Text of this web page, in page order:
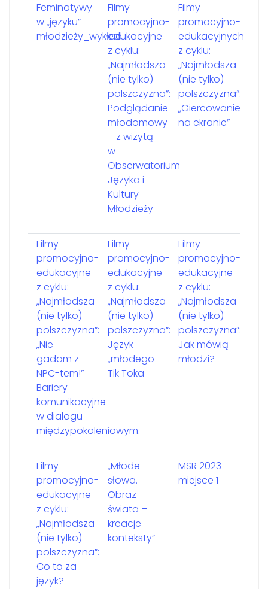
Feminatywy
w „języku”
młodzieży_wykład
Filmy
promocyjno-
edukacyjne
z cyklu:
„Najmłodsza
(nie tylko)
polszczyzna”:
Podglądanie
młodomowy
– z wizytą
w
Obserwatorium
Języka i
Kultury
Młodzieży
Filmy
promocyjno-
edukacyjnych
z cyklu:
„Najmłodsza
(nie tylko)
polszczyzna”:
„Giercowanie
na ekranie”
Filmy
promocyjno-
edukacyjne
z cyklu:
„Najmłodsza
(nie tylko)
polszczyzna”:
„Nie
gadam z
NPC-tem!”
Bariery
komunikacyjne
w dialogu
międzypokoleniowym.
Filmy
promocyjno-
edukacyjne
z cyklu:
„Najmłodsza
(nie tylko)
polszczyzna”:
Język
„młodego
Tik Toka
Filmy
promocyjno-
edukacyjne
z cyklu:
„Najmłodsza
(nie tylko)
polszczyzna”:
Jak mówią
młodzi?
Filmy
promocyjno-
edukacyjne
z cyklu:
„Najmłodsza
(nie tylko)
polszczyzna”:
Co to za
język?
„Młode
słowa.
Obraz
świata –
kreacje-
konteksty”
MSR 2023
miejsce 1